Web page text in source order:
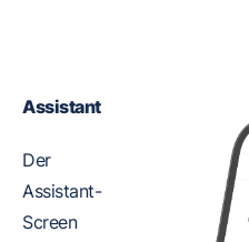
Assistant
Der
Assistant-
Screen